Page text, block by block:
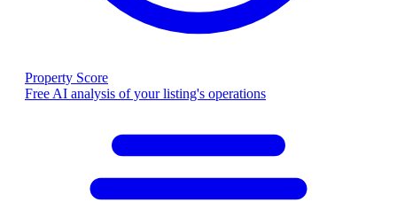
Property Score
Free AI analysis of your listing's operations